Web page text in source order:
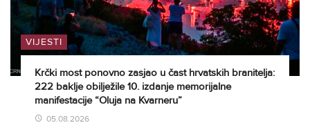
VIJESTI
Krčki most ponovno zasjao u čast hrvatskih branitelja:
222 baklje obilježile 10. izdanje memorijalne
manifestacije “Oluja na Kvarneru”
05.08.2026